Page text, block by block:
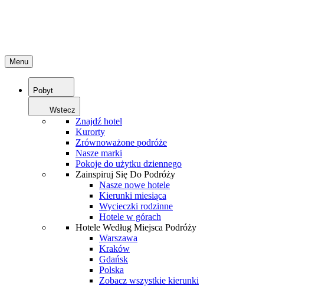
Menu
Pobyt
Wstecz
Znajdź hotel
Kurorty
Zrównoważone podróże
Nasze marki
Pokoje do użytku dziennego
Zainspiruj Się Do Podróży
Nasze nowe hotele
Kierunki miesiąca
Wycieczki rodzinne
Hotele w górach
Hotele Według Miejsca Podróży
Warszawa
Kraków
Gdańsk
Polska
Zobacz wszystkie kierunki